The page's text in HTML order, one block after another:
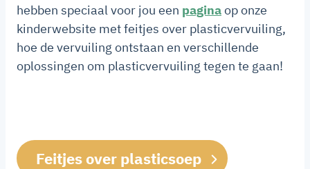
hebben speciaal voor jou een paginaop onze
kinderwebsite met feitjes over plasticvervuiling,
hoe de vervuiling ontstaan en verschillende
oplossingen om plasticvervuiling tegen te gaan!
Feitjes over plasticsoep